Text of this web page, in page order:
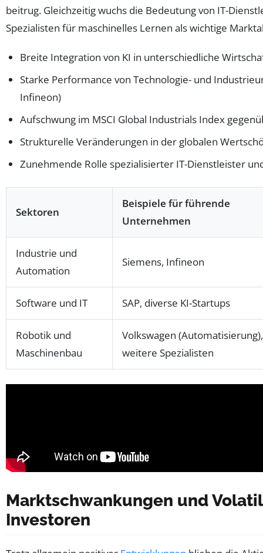
beitrug. Gleichzeitig wuchs die Bedeutung von IT-
Spezialisten für maschinelles Lernen als wichtige
Breite Integration von KI in unterschiedliche
Starke Performance von Technologie- und
Infineon)
Aufschwung im MSCI Global Industrials Index
Strukturelle Veränderungen in der globalen
Zunehmende Rolle spezialisierter IT-Dienstleister
Sektoren
Beispiele für führende
Unternehmen
Industrie und
Automation
Siemens, Infineon
Software und IT SAP, diverse KI-Startups
Robotik und
Maschinenbau
Volkswagen (Automatisierung),
weitere Spezialisten
Marktschwankungen und
Investoren